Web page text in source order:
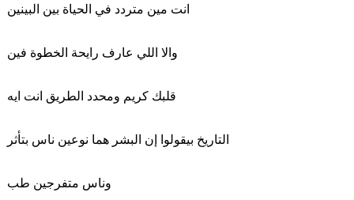
انت مين متردد في الحياة بين البينين
والا اللي عارف رايحة الخطوة فين
قلبك كريم ومحدد الطريق انت ايه
التاريخ بيقولوا إن البشر هما نوعين ناس بتأثر
وناس متفرجين طب